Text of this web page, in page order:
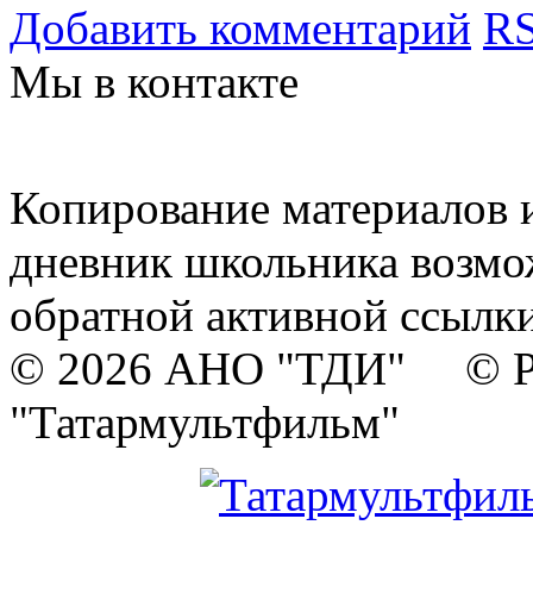
Добавить комментарий
Мы в контакте
Копирование материалов
дневник школьника
обратной активной
© 2026 АНО "ТДИ" ©
"Татармультфильм"